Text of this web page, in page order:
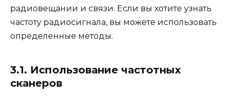
радиовещании и связи. Если вы хотите узнать
частоту радиосигнала, вы можете использовать
определенные методы.
3.1. Использование частотных
сканеров